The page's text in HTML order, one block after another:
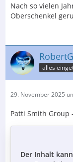
Nach so vielen
Oberschenkel
alles
29. November 2025
Patti Smith Group
Der Inhalt